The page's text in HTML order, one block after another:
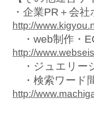
・企業PR＋会
http://
・web制作・
http://
・ジュエリー
・検索ワード
http://